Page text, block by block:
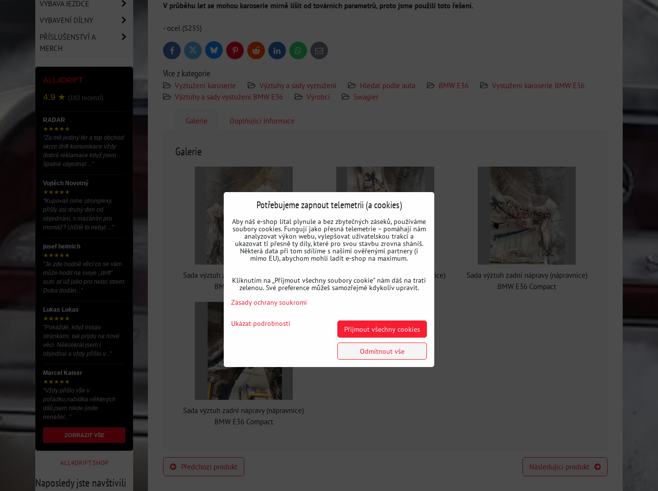
V průběhu let se mohou karoserie mírně lišit od továrních parametrů, proto jsme použili toto řešení.
- ocel (S235)
FacebookTwitter BlueskyPinterestReddit LinkedInWhatsApp
E-
mail
Více z kategorie
Vyztužení karoserie Výztuhy a sady vyztužení Hledat podle auta BMW E36
Vystužení karoserie BMW E36
Výztuhy a sady vystužení BMW E36
Výrobci Swagier
Galerie Doplňující informace
Galerie
Sada výztuh zadní nápravy (nápravnice)
BMW E36 Compact
Sada výztuh zadní nápravy (nápravnice)
BMW E36 Compact
Sada výztuh zadní nápravy (nápravnice)
BMW E36 Compact
Sada výztuh zadní nápravy (nápravnice)
BMW E36 Compact
Předchozí produkt Následující produkt
VÝBAVA JEZDCE
VYBAVENÍ DÍLNY
PŘÍSLUŠENSTVÍ A
MERCH
ALL4DRIFT
4.9 ★ (182 recenzí)
RADAR
★★★★★
"Za mě jediný fér a top obchod
skrze drift komunikace vždy
dobrá reklamace když jsem
špatně objednal ..."
Vojtěch Novotný
★★★★★
"Kupovali jsme stronglexy,
přišly asi druhý den od
objednání, s mazáním pro
montáž? Určitě to nebyl ..."
josef helmich
★★★★★
"Je zde hodně věcí co se vám
může hodit na svoje ,,drift”
auto ať už jako pro nebo street.
Doba dodán..."
Lukas Lukas
★★★★★
"Pokaždé, když listuju
stránkami, tak prijdu na nové
věci. Několikrát jsem i
objednal a vždy přišlo v..."
Marcel Kaiser
★★★★★
"Vždy přišlo vše v
pořádku,nabídka některých
dílů,jsem nikde jinde
nenašel..."
ZOBRAZIT VŠE
ALL4DRIFT.SHOP
Naposledy jste navštívili
Potřebujeme zapnout telemetrii (a cookies)
Aby náš e-shop lítal plynule a bez zbytečných záseků, používáme
soubory cookies. Fungují jako přesná telemetrie – pomáhají nám
analyzovat výkon webu, vylepšovat uživatelskou trakci a
ukazovat ti přesně ty díly, které pro svou stavbu zrovna sháníš.
Některá data při tom sdílíme s našimi ověřenými partnery (i
mimo EU), abychom mohli ladit e-shop na maximum.
Kliknutím na „Přijmout všechny soubory cookie" nám dáš na trati
zelenou. Své preference můžeš samozřejmě kdykoliv upravit.
Zásady ochrany soukromí
Ukázat podrobnosti
Přijmout všechny cookies
Odmítnout vše